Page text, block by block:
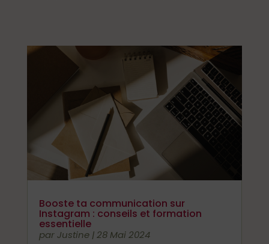
Booste ta communication sur
Instagram : conseils et formation
essentielle
parJustine|28 Mai 2024